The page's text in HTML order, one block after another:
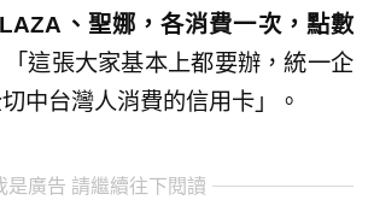
、聖娜，各消費一次，點數
「這張大家基本上都要辦，統一企
中台灣人消費的信用卡」。
是廣告 請繼續往下閱讀